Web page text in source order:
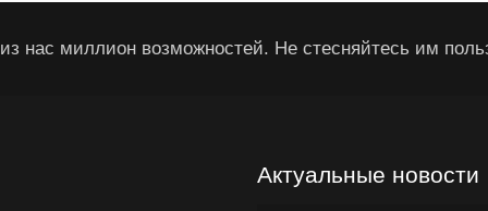
нас миллион возможностей. Не стесняйтесь им
Актуальные новости